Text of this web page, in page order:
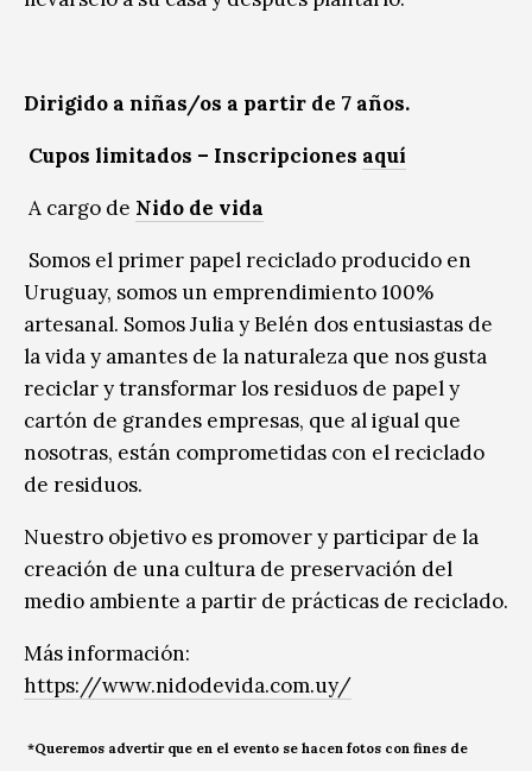
Dirigido a niñas/os a partir de 7 años.
Cupos limitados – Inscripciones aquí
A cargo de Nido de vida
Somos el primer papel reciclado producido en
Uruguay, somos un emprendimiento 100%
artesanal. Somos Julia y Belén dos entusiastas de
la vida y amantes de la naturaleza que nos gusta
reciclar y transformar los residuos de papel y
cartón de grandes empresas, que al igual que
nosotras, están comprometidas con el reciclado
de residuos.
Nuestro objetivo es promover y participar de la
creación de una cultura de preservación del
medio ambiente a partir de prácticas de reciclado.
Más información:
https://www.nidodevida.com.uy/
*Queremos advertir que en el evento se hacen fotos con fines de